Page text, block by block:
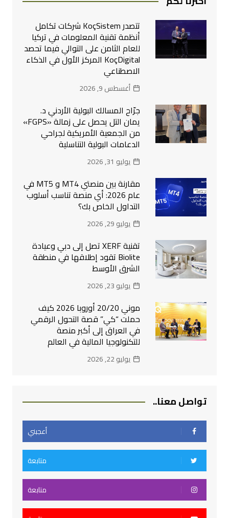
تتصدر KoçSistem شركات تكامل
أنظمة تقنية المعلومات في تركيا
للعام الثامن على التوالي فيما تحصد
KoçDigital المركز الأول في الذكاء
الاصطناعي
أغسطس 9, 2026
جرّاح المسالك البولية الأردني د.
يمان التل يحصل على زمالة «FGPS»
من الجمعية الأمريكية لجراحي
الدعامات البولية التناسلية
يوليو 31, 2026
مقارنة بين منصتي MT4 و MT5 في
عام 2026: أي منصة تناسب أسلوب
التداول الخاص بك؟
يوليو 29, 2026
تقنية XERF تصل إلى دبي وعيادة
Biolite تقود إطلاقها في منطقة
الشرق الأوسط
يوليو 23, 2026
موني 20/20 أوروبا 2026 كيف
حملت “كي” قصة التحول الرقمي
في العراق إلى أكبر منصة
للتكنولوجيا المالية في العالم
يوليو 22, 2026
تواصل معنا..
أعجبني
متابعة
متابعة